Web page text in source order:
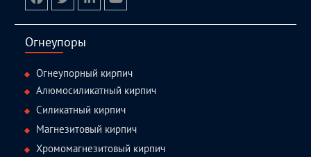
Огнеупоры
Огнеупорный кирпич
Алюмосиликатный кирпич
Силикатный кирпич
Магнезитовый кирпич
Хромомагнезитовый кирпич